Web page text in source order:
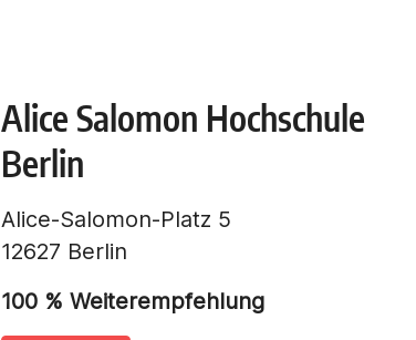
Alice Salomon Hochschule
Berlin
Alice-Salomon-Platz 5
12627 Berlin
100 % Weiterempfehlung